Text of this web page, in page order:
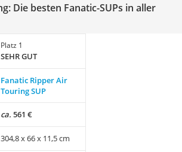
Die besten Fanatic-SUPs in aller
Platz 1
SEHR GUT
Fanatic Ripper Air
Touring SUP
ca. 561 €
304,8 x 66 x 11,5 cm